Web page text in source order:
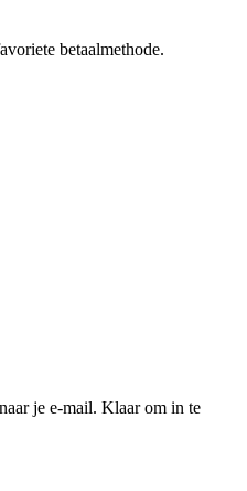
betaalmethode.
je e-mail. Klaar om in te